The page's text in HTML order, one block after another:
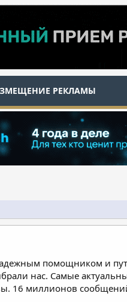
РЕКЛАМЫ
помощником и
нас. Самые
16 миллионов